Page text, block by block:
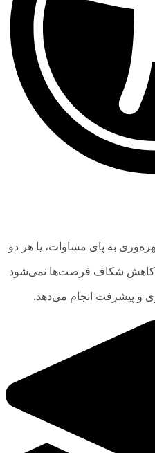
به پای مساوات، یا هر دو
کاهش شکاف فرصت‌ها نمی‌شود
و پیشرفت انجام می‌دهد.